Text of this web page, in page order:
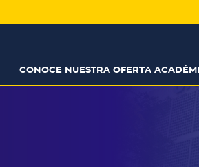
CONOCE NUESTRA OFERTA